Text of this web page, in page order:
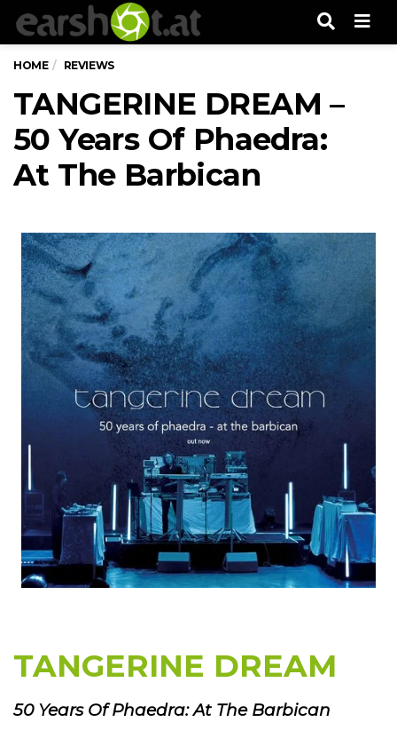
HOME REVIEWS
TANGERINE DREAM –
50 Years Of Phaedra:
At The Barbican
TANGERINE DREAM
50 Years Of Phaedra: At The Barbican